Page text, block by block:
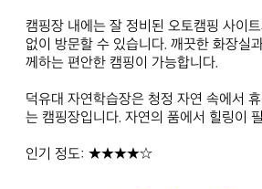
캠핑장 내에는 잘 정비된 오토캠핑 사이
없이 방문할 수 있습니다. 깨끗한 화장실
께하는 편안한 캠핑이 가능합니다.
덕유대 자연학습장은 청정 자연 속에서
는 캠핑장입니다. 자연의 품에서 힐링이
인기 정도: ★★★★☆